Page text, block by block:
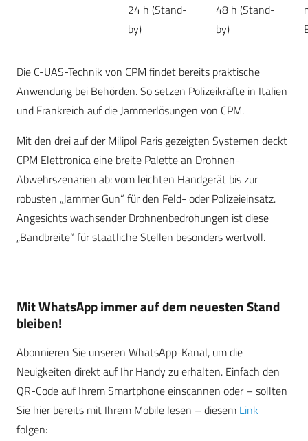
24 h (Stand-
by)
48 h (Stand-
by)
Die C-UAS-Technik von CPM findet bereits praktische
Anwendung bei Behörden. So setzen Polizeikräfte in Italien
und Frankreich auf die Jammerlösungen von CPM.
Mit den drei auf der Milipol Paris gezeigten Systemen deckt
CPM Elettronica eine breite Palette an Drohnen-
Abwehrszenarien ab: vom leichten Handgerät bis zur
robusten „Jammer Gun“ für den Feld- oder Polizeieinsatz.
Angesichts wachsender Drohnenbedrohungen ist diese
„Bandbreite“ für staatliche Stellen besonders wertvoll.
Mit WhatsApp immer auf dem neuesten Stand
bleiben!
Abonnieren Sie unseren WhatsApp-Kanal, um die
Neuigkeiten direkt auf Ihr Handy zu erhalten. Einfach den
QR-Code auf Ihrem Smartphone einscannen oder – sollten
Sie hier bereits mit Ihrem Mobile lesen – diesem Link
folgen: